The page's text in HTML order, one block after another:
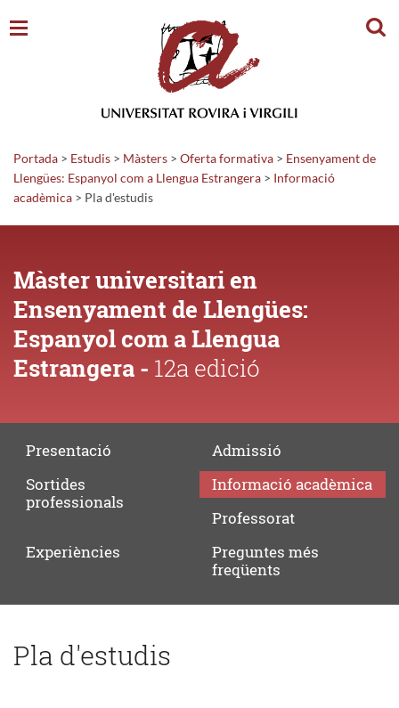
Portada > Estudis > Màsters > Oferta formativa > Ensenyament de
Llengües: Espanyol com a Llengua Estrangera > Informació
acadèmica > Pla d'estudis
Màster universitari en
Ensenyament de Llengües:
Espanyol com a Llengua
Estrangera - 12a edició
Presentació
Admissió
Sortides
professionals
Informació acadèmica
Professorat
Experiències
Preguntesmés
freqüents
Pla d'estudis